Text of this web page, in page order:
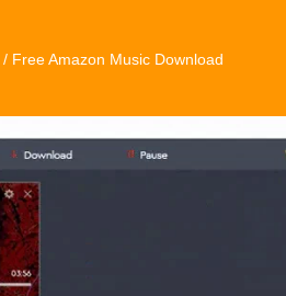
/ Free Amazon Music Download